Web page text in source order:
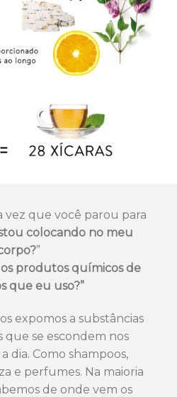
vez que você parou para
colocando no meu
”
produtos químicos de
que eu uso?”
expomos a substâncias
que se escondem nos
dia. Como shampoos,
e perfumes. Na maioria
de onde vem os